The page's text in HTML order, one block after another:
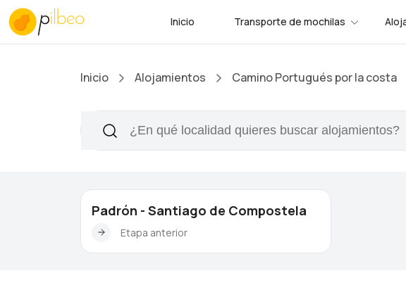
Inicio Transporte de mochilas
Inicio Alojamientos Camino Portugués por la costa
Padrón - Santiago de Compostela
Etapa anterior